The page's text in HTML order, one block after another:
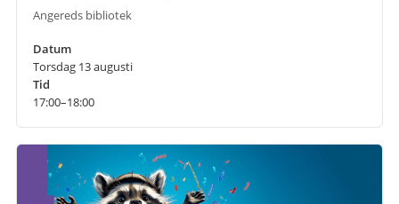
Angereds bibliotek
Datum
Torsdag 13 augusti
Tid
17:00–18:00